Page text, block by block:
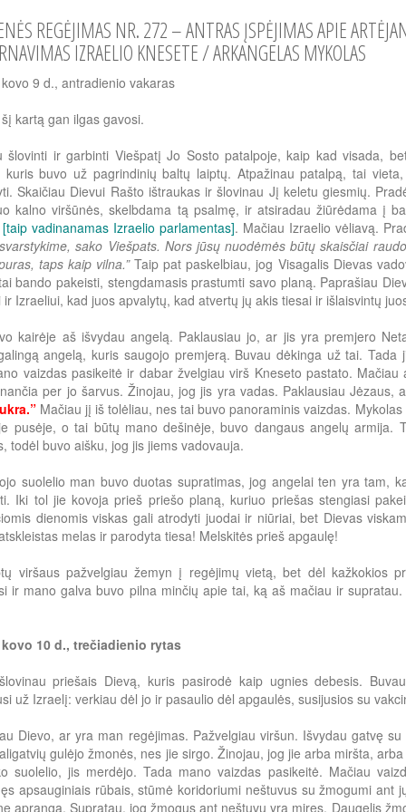
REGĖJIMAS NR. 272 – ANTRAS ĮSPĖJIMAS APIE
IZRAELIO KNESETE / ARKANGELAS MYKOLAS
9 d., antradienio vakaras
kartą gan ilgas gavosi.
šlovinti ir garbinti Viešpatį Jo Sosto patalpoje, kaip kad visada,
kuris buvo už pagrindinių baltų laiptų. Atpažinau patalpą, tai
Skaičiau Dievui Rašto ištraukas ir šlovinau Jį keletu giesmių.
kalno viršūnės, skelbdama tą psalmę, ir atsiradau žiūrėdama į
vadinanamas Izraelio parlamentas]. Mačiau Izraelio vėliavą.
sako Viešpats. Nors jūsų nuodėmės būtų skaisčiai
taps kaip vilna.”Taip pat paskelbiau, jog Visagalis Dievas
bando pakeisti, stengdamasis prastumti savo planą. Paprašiau
ir Izraeliui, kad juos apvalytų, kad atvertų jų akis tiesai ir išlaisvintų
kairėje aš išvydau angelą. Paklausiau jo, ar jis yra premjero
angelą, kuris saugojo premjerą. Buvau dėkinga už tai. Tada
vaizdas pasikeitė ir dabar žvelgiau virš Kneseto pastato.
per jo šarvus. Žinojau, jog jis yra vadas. Paklausiau
Mačiau jį iš tolėliau, nes tai buvo panoraminis vaizdas.
pusėje, o tai būtų mano dešinėje, buvo dangaus angelų armija.
todėl buvo aišku, jog jis jiems vadovauja.
suolelio man buvo duotas supratimas, jog angelai ten yra tam,
Iki tol jie kovoja prieš priešo planą, kuriuo priešas stengiasi
dienomis viskas gali atrodyti juodai ir niūriai, bet Dievas
melas ir parodyta tiesa! Melskitės prieš apgaulę!
viršaus pažvelgiau žemyn į regėjimų vietą, bet dėl kažkokios
ir mano galva buvo pilna minčių apie tai, ką aš mačiau ir
kovo 10 d., trečiadienio rytas
priešais Dievą, kuris pasirodė kaip ugnies debesis.
už Izraelį: verkiau dėl jo ir pasaulio dėl apgaulės, susijusios su
Dievo, ar yra man regėjimas. Pažvelgiau viršun. Išvydau gatvę
gulėjo žmonės, nes jie sirgo. Žinojau, jog jie arba miršta,
suolelio, jis merdėjo. Tada mano vaizdas pasikeitė. Mačiau
apsauginiais rūbais, stūmė koridoriumi neštuvus su žmogumi ant
aprangą. Supratau, jog žmogus ant neštuvų yra miręs. Daugelis